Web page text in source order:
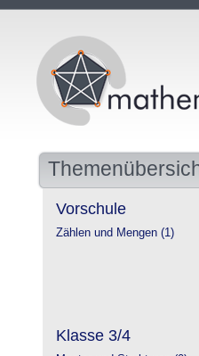
Vorschule
Zählen und Mengen (1)
Klasse 3/4